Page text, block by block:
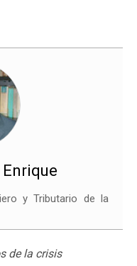
y Tributario de la
de la crisis